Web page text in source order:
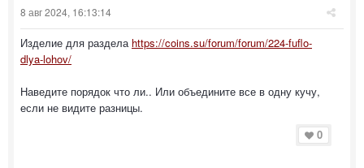
8 авг 2024, 16:13:14
Изделие для раздела https://coins.su/forum/forum/224-fuflo-
dlya-lohov/
Наведите порядок что ли.. Или объедините все в одну кучу,
если не видите разницы.
0